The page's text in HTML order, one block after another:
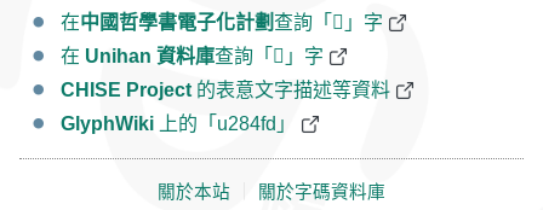
在中國哲學書電子化計劃查詢「𨓽」字
在 Unihan 資料庫查詢「𨓽」字
CHISE Project 的表意文字描述等資料
GlyphWiki 上的「u284fd」
關於本站 關於字碼資料庫